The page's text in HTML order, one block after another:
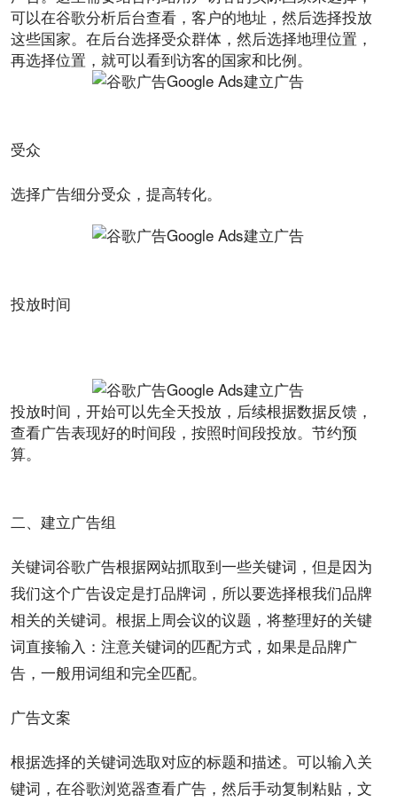
可以在谷歌分析后台查看，客户的地址，然后选择投放
这些国家。在后台选择受众群体，然后选择地理位置，
再选择位置，就可以看到访客的国家和比例。
受众
选择广告细分受众，提高转化。
投放时间
投放时间，开始可以先全天投放，后续根据数据反馈，
查看广告表现好的时间段，按照时间段投放。节约预
算。
二、建立广告组
关键词谷歌广告根据网站抓取到一些关键词，但是因为
我们这个广告设定是打品牌词，所以要选择根我们品牌
相关的关键词。根据上周会议的议题，将整理好的关键
词直接输入：注意关键词的匹配方式，如果是品牌广
告，一般用词组和完全匹配。
广告文案
根据选择的关键词选取对应的标题和描述。可以输入关
键词，在谷歌浏览器查看广告，然后手动复制粘贴，文